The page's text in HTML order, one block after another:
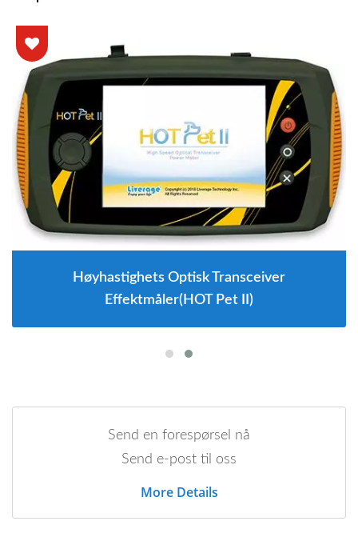
Høyhastighets Optisk Transceiver
Effektmåler(HOT Pet II)
Send en forespørsel nå
Send e-post til oss
More Details